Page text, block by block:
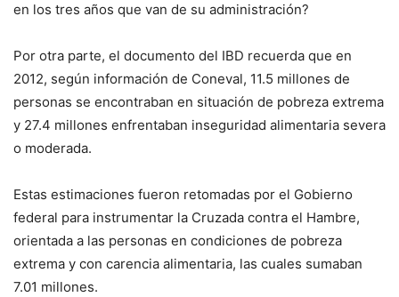
en los tres años que van de su administración?
Por otra parte, el documento del IBD recuerda que en
2012, según información de Coneval, 11.5 millones de
personas se encontraban en situación de pobreza extrema
y 27.4 millones enfrentaban inseguridad alimentaria severa
o moderada.
Estas estimaciones fueron retomadas por el Gobierno
federal para instrumentar la Cruzada contra el Hambre,
orientada a las personas en condiciones de pobreza
extrema y con carencia alimentaria, las cuales sumaban
7.01 millones.